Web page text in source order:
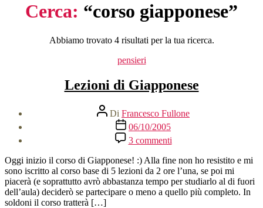
Cerca: “corso giapponese”
Abbiamo trovato 4 risultati per la tua ricerca.
Categorie
pensieri
Lezioni di Giapponese
Autore
articolo
Di Francesco Fullone
Data
dell'articolo
06/10/2005
3 commentisu
Lezioni
di
Giapponese
Oggi inizio il corso di Giapponese! :) Alla fine non ho resistito e mi
sono iscritto al corso base di 5 lezioni da 2 ore l’una, se poi mi
piacerà (e soprattutto avrò abbastanza tempo per studiarlo al di fuori
dell’aula) deciderò se partecipare o meno a quello più completo. In
soldoni il corso tratterà […]